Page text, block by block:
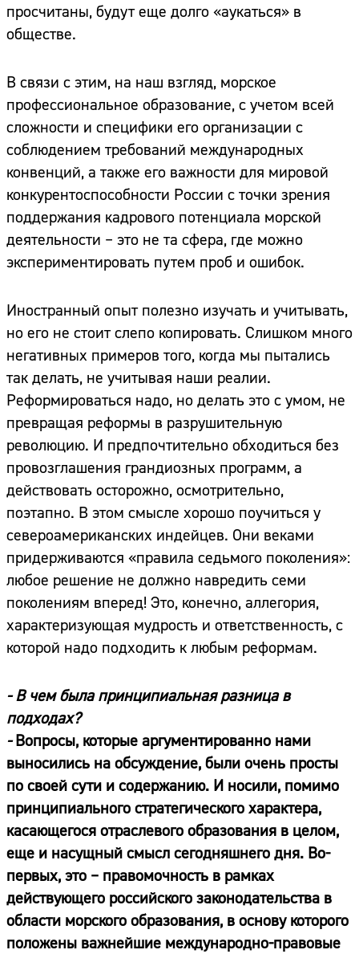
просчитаны, будут еще долго «аукаться» в
обществе.
В связи с этим, на наш взгляд, морское
профессиональное образование, с учетом всей
сложности и специфики его организации с
соблюдением требований международных
конвенций, а также его важности для мировой
конкурентоспособности России с точки зрения
поддержания кадрового потенциала морской
деятельности – это не та сфера, где можно
экспериментировать путем проб и ошибок.
Иностранный опыт полезно изучать и учитывать,
но его не стоит слепо копировать. Слишком много
негативных примеров того, когда мы пытались
так делать, не учитывая наши реалии.
Реформироваться надо, но делать это с умом, не
превращая реформы в разрушительную
революцию. И предпочтительно обходиться без
провозглашения грандиозных программ, а
действовать осторожно, осмотрительно,
поэтапно. В этом смысле хорошо поучиться у
североамериканских индейцев. Они веками
придерживаются «правила седьмого поколения»:
любое решение не должно навредить семи
поколениям вперед! Это, конечно, аллегория,
характеризующая мудрость и ответственность, с
которой надо подходить к любым реформам.
- В чем была принципиальная разница в
подходах?
-Вопросы, которые аргументированно нами
выносились на обсуждение, были очень просты
по своей сути и содержанию. И носили, помимо
принципиального стратегического характера,
касающегося отраслевого образования в целом,
еще и насущный смысл сегодняшнего дня. Во-
первых, это – правомочность в рамках
действующего российского законодательства в
области морского образования, в основу которого
положены важнейшие международно-правовые